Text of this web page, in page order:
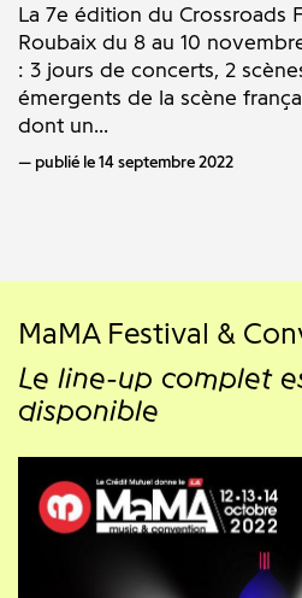
La 7e édition du Crossroads
Roubaix du 8 au 10
: 3 jours de concerts, 2
émergents de la scène
dont un...
publié le 14 septembre 2022
MaMA Festival &
Le line-up complet
disponible